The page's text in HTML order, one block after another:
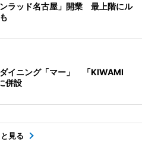
ラッド名古屋」開業 最上階にル
イニング「マー」 「KIWAMI
併設
見る